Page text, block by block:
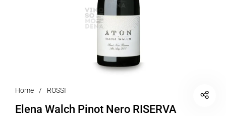
Home / ROSSI
Elena Walch Pinot Nero RISERVA